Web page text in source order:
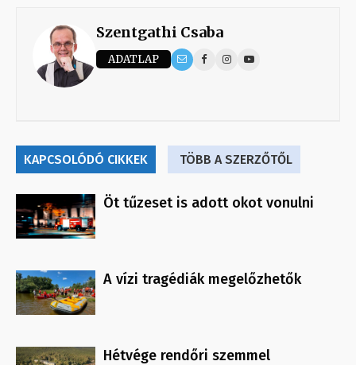
Szentgathi Csaba
ADATLAP
KAPCSOLÓDÓ CIKKEK TÖBB A SZERZŐTŐL
Öt tűzeset is adott okot vonulni
A vízi tragédiák megelőzhetők
Hétvége rendőri szemmel